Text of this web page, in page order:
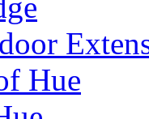
Hue